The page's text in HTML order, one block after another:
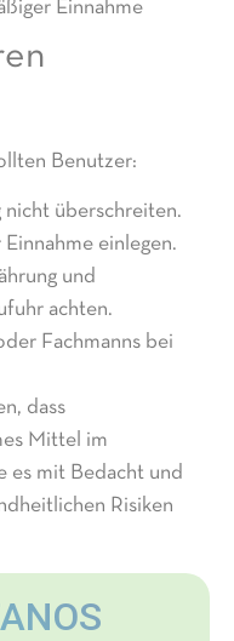
Einnahme
Benutzer:
nicht überschreiten.
Einnahme einlegen.
und
achten.
Fachmanns bei
dass
Mittel im
es mit Bedacht und
Risiken